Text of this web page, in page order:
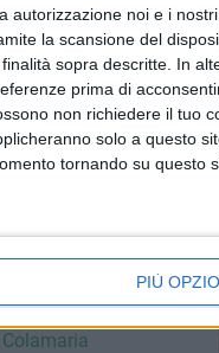
autorizzazione noi e i
la scansione del
finalità sopra descritte. In
prima di
non richiedere il tuo
solo a questo
tornando su questo
PIÙ
del dolce, non
ha radici
sminamento del
la grata metallica
i sospiri dallo
che lo lega
festeggia i 100 anni